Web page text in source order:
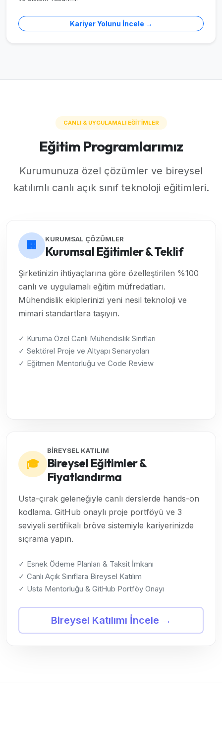
Kariyer Yolunu İncele →
CANLI & UYGULAMALI EĞİTİMLER
Eğitim Programlarımız
Kurumunuza özel çözümler ve bireysel
katılımlı canlı açık sınıf teknoloji eğitimleri.
🏢 KURUMSAL ÇÖZÜMLER
Kurumsal Eğitimler & Teklif
Şirketinizin ihtiyaçlarına göre özelleştirilen %100
canlı ve uygulamalı eğitim müfredatları.
Mühendislik ekiplerinizi yeni nesil teknoloji ve
mimari standartlara taşıyın.
✓ Kuruma Özel Canlı Mühendislik Sınıfları
✓ Sektörel Proje ve Altyapı Senaryoları
✓ Eğitmen Mentorluğu ve Code Review
🎓
BİREYSEL KATILIM
Bireysel Eğitimler &
Fiyatlandırma
Usta-çırak geleneğiyle canlı derslerde hands-on
kodlama. GitHub onaylı proje portföyü ve 3
seviyeli sertifikalı bröve sistemiyle kariyerinizde
sıçrama yapın.
✓ Esnek Ödeme Planları & Taksit İmkanı
✓ Canlı Açık Sınıflara Bireysel Katılım
✓ Usta Mentorluğu & GitHub Portföy Onayı
Bireysel Katılımı İncele →